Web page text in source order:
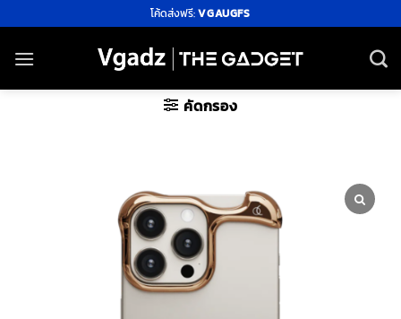
ไป
ยัง
โค้ดส่งฟรี:VGAUGFS
คัดกรอง